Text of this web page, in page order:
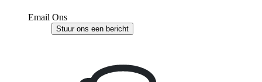
Email Ons
Stuur ons een bericht